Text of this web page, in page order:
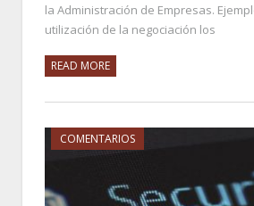
la Administración de Empresas.
utilización de la negociación los
READ MORE
COMENTARIOS